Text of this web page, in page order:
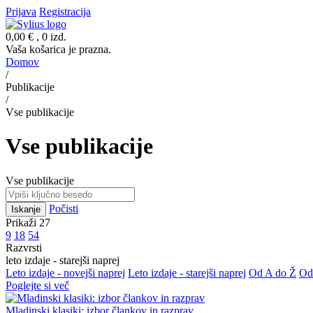
Prijava Registracija
0,00 € , 0 izd.
Vaša košarica je prazna.
Domov
/
Publikacije
/
Vse publikacije
Vse publikacije
Vse publikacije
Iskanje
Počisti
Prikaži 27
9 18 54
Razvrsti
leto izdaje - starejši naprej
Leto izdaje - novejši naprej Leto izdaje - starejši naprej Od A do Ž
Poglejte si več
Mladinski klasiki: izbor člankov in razprav